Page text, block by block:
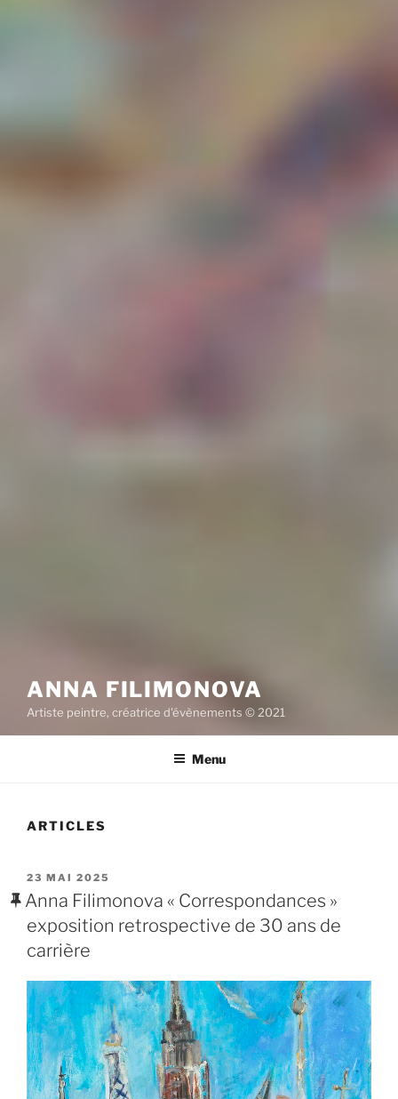
ANNA FILIMONOVA
Artiste peintre, créatrice d'évènements © 2021
Menu
ARTICLES
PUBLIÉ
LE
23 MAI 2025
Anna Filimonova « Correspondances »
exposition retrospective de 30 ans de
carrière